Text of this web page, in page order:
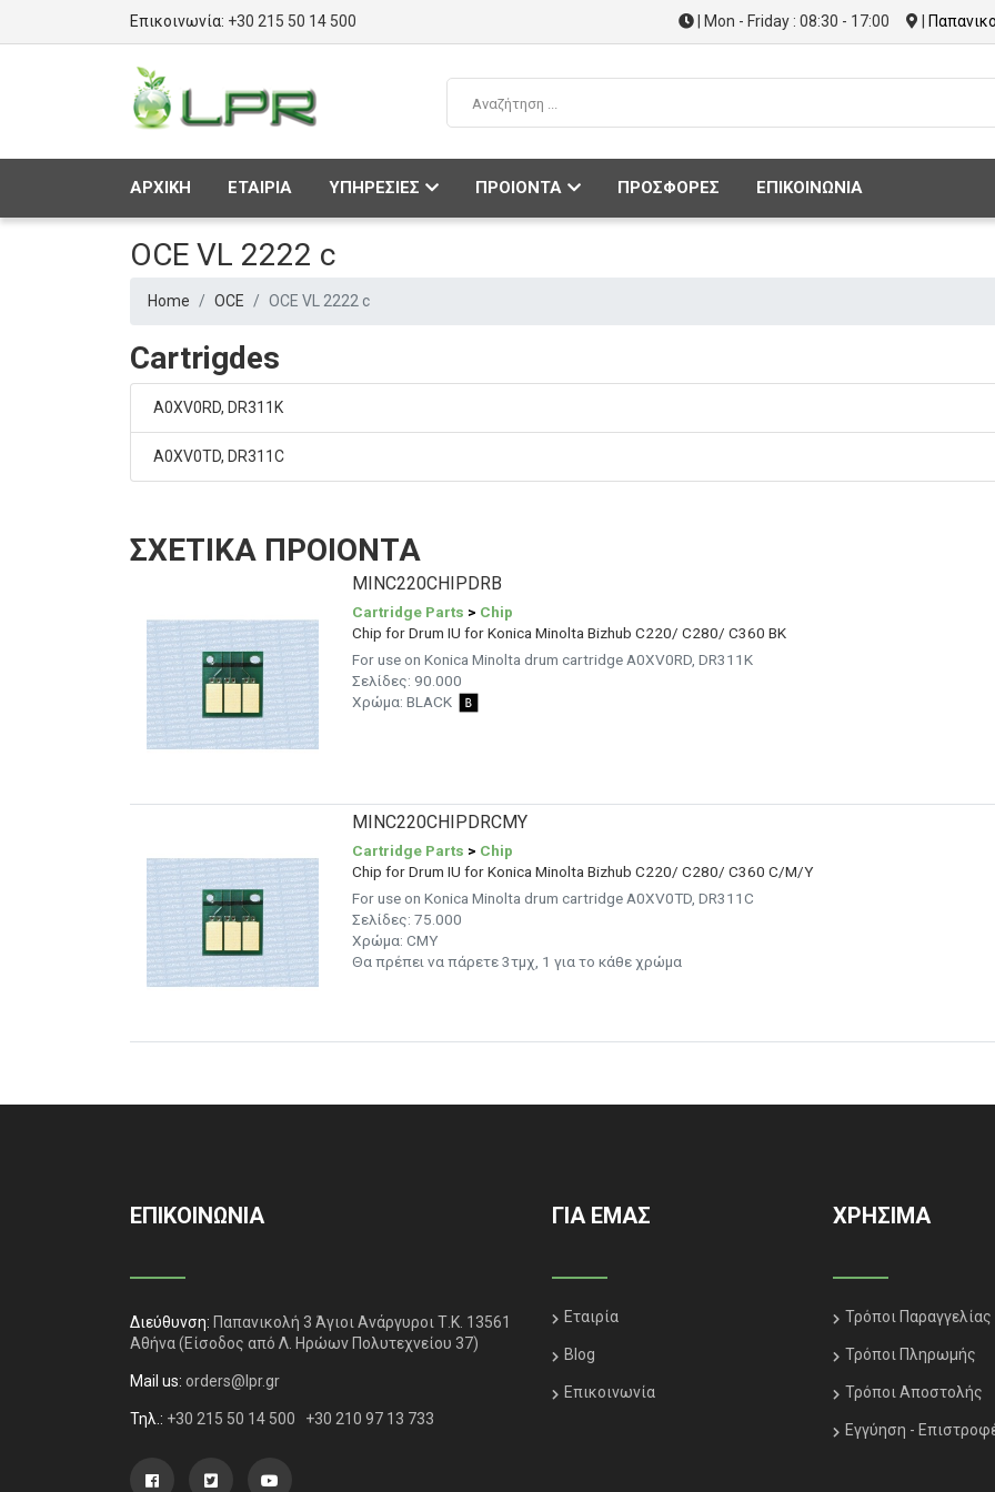
Επικοινωνία: +30 215 50 14 500 | Mon - Friday : 08:30 - 17:00
ΑΡΧΙΚΗ ΕΤΑΙΡΙΑ ΥΠΗΡΕΣΙΕΣ ΠΡΟΙΟΝΤΑ ΠΡΟΣΦΟΡΕΣ ΕΠΙΚΟΙΝΩΝΙΑ
OCE VL 2222 c
Home OCE OCE VL 2222 c
Cartrigdes
A0XV0RD, DR311K
A0XV0TD, DR311C
ΣΧΕΤΙΚΑ ΠΡΟΙΟΝΤΑ
MINC220CHIPDRB
Cartridge Parts > Chip
Chip for Drum IU for Konica Minolta Bizhub C220/ C280/ C360 BK
For use on Konica Minolta drum cartridge A0XV0RD, DR311K
Σελίδες: 90.000
Χρώμα: BLACK
MINC220CHIPDRCMY
Cartridge Parts > Chip
Chip for Drum IU for Konica Minolta Bizhub C220/ C280/ C360 C/M/Y
For use on Konica Minolta drum cartridge A0XV0TD, DR311C
Σελίδες: 75.000
Χρώμα: CMY
Θα πρέπει να πάρετε 3τμχ, 1 για το κάθε χρώμα
ΕΠΙΚΟΙΝΩΝΙΑ
Διεύθυνση: Παπανικολή 3 Άγιοι Ανάργυροι Τ.Κ. 13561
Αθήνα(Είσοδος από Λ. Ηρώων Πολυτεχνείου 37)
Mail us: orders@lpr.gr
Τηλ.: +30 215 50 14 500 +30 210 97 13 733
ΓΙΑ ΕΜΑΣ
Εταιρία
Blog
Επικοινωνία
ΧΡΗΣΙΜΑ
Τρόποι Παραγγελίας
Τρόποι Πληρωμής
Τρόποι Αποστολής
Εγγύηση -